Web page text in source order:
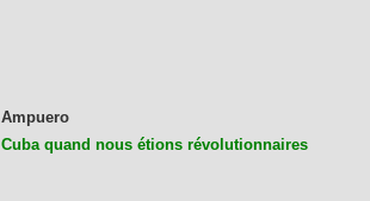
Ampuero
Cuba quand nous étions révolutionnaires